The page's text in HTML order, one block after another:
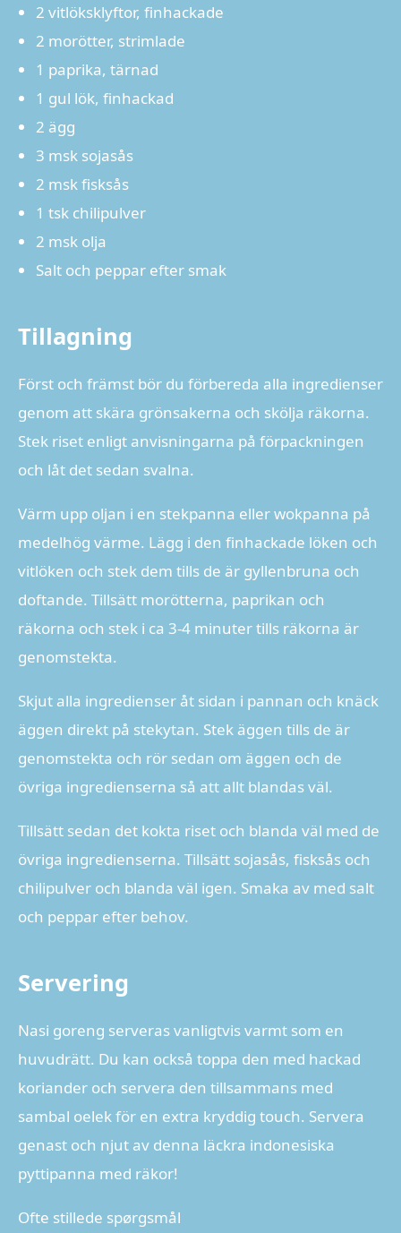
2 vitlöksklyftor, finhackade
2 morötter, strimlade
1 paprika, tärnad
1 gul lök, finhackad
2 ägg
3 msk sojasås
2 msk fisksås
1 tsk chilipulver
2 msk olja
Salt och peppar efter smak
Tillagning
Först och främst bör du förbereda alla ingredienser
genom att skära grönsakerna och skölja räkorna.
Stek riset enligt anvisningarna på förpackningen
och låt det sedan svalna.
Värm upp oljan i en stekpanna eller wokpanna på
medelhög värme. Lägg i den finhackade löken och
vitlöken och stek dem tills de är gyllenbruna och
doftande. Tillsätt morötterna, paprikan och
räkorna och stek i ca 3-4 minuter tills räkorna är
genomstekta.
Skjut alla ingredienser åt sidan i pannan och knäck
äggen direkt på stekytan. Stek äggen tills de är
genomstekta och rör sedan om äggen och de
övriga ingredienserna så att allt blandas väl.
Tillsätt sedan det kokta riset och blanda väl med de
övriga ingredienserna. Tillsätt sojasås, fisksås och
chilipulver och blanda väl igen. Smaka av med salt
och peppar efter behov.
Servering
Nasi goreng serveras vanligtvis varmt som en
huvudrätt. Du kan också toppa den med hackad
koriander och servera den tillsammans med
sambal oelek för en extra kryddig touch. Servera
genast och njut av denna läckra indonesiska
pyttipanna med räkor!
Ofte stillede spørgsmål